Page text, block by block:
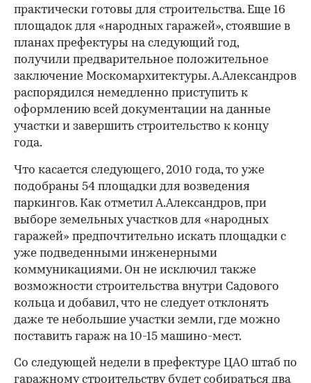
практически готовы для строительства. Еще 16
площадок для «народных гаражей», стоявшие в
планах префектуры на следующий год,
получили предварительное положительное
заключение Москомархитектуры. А.Александров
распорядился немедленно приступить к
оформлению всей документации на данные
участки и завершить строительство к концу
года.
00:00 / 00:00
Что касается следующего, 2010 года, то уже
подобраны 54 площадки для возведения
паркингов. Как отметил А.Александров, при
выборе земельных участков для «народных
гаражей» предпочтительно искать площадки с
уже подведенными инженерными
коммуникациями. Он не исключил также
возможности строительства внутри Садового
кольца и добавил, что не следует отклонять
даже те небольшие участки земли, где можно
поставить гараж на 10-15 машино-мест.
Со следующей недели в префектуре ЦАО штаб по
гаражному строительству будет собираться два